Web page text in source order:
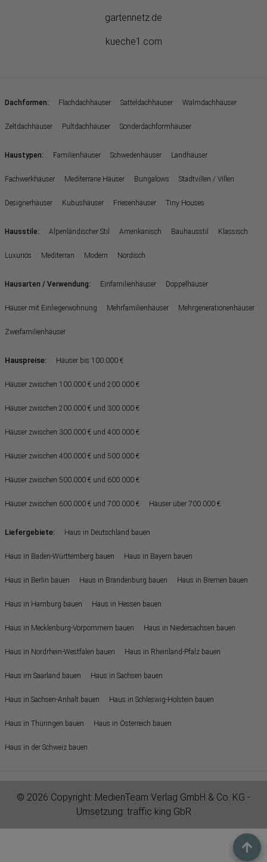
gartennetz.de
kueche1.com
Dachformen: Flachdachhäuser Satteldachhäuser Walmdachhäuser
Zeltdachhäuser Pultdachhäuser Sonderdachformhäuser
Haustypen: Familienhäuser Schwedenhäuser Landhäuser
Fachwerkhäuser Mediterrane Häuser Bungalows Stadtvillen / Villen
Designerhäuser Kubushäuser Friesenhäuser Tiny Houses
Hausstile: Alpenländischer Stil Amerikanisch Bauhausstil Klassisch
Luxuriös Mediterran Modern Nordisch
Hausarten / Verwendung: Einfamilienhäuser Doppelhäuser
Häuser mit Einliegerwohnung Mehrfamilienhäuser Mehrgenerationenhäuser
Zweifamilienhäuser
Hauspreise: Häuser bis 100.000 €
Häuser zwischen 100.000 € und 200.000 €
Häuser zwischen 200.000 € und 300.000 €
Häuser zwischen 300.000 € und 400.000 €
Häuser zwischen 400.000 € und 500.000 €
Häuser zwischen 500.000 € und 600.000 €
Häuser zwischen 600.000 € und 700.000 € Häuser über 700.000 €
Liefergebiete: Haus in Deutschland bauen
Haus in Baden-Württemberg bauen Haus in Bayern bauen
Haus in Berlin bauen Haus in Brandenburg bauen Haus in Bremen bauen
Haus in Hamburg bauen Haus in Hessen bauen
Haus in Mecklenburg-Vorpommern bauen Haus in Niedersachsen bauen
Haus in Nordrhein-Westfalen bauen Haus in Rheinland-Pfalz bauen
Haus im Saarland bauen Haus in Sachsen bauen
Haus in Sachsen-Anhalt bauen Haus in Schleswig-Holstein bauen
Haus in Thüringen bauen Haus in Österreich bauen
Haus in der Schweiz bauen
© 2026 Copyright: MedienTeam Verlag GmbH & Co. KG -
Umsetzung: traffic king GbR